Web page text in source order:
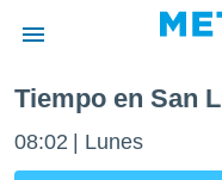
de
Tiempo en San
08:02 Lunes